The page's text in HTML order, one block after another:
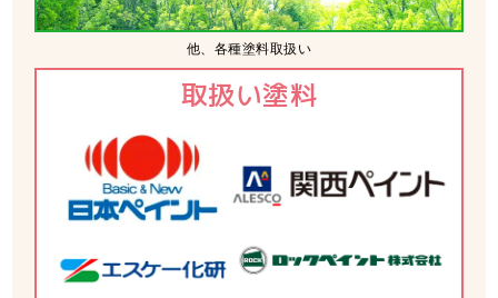
他、各種塗料取扱い
取扱い塗料